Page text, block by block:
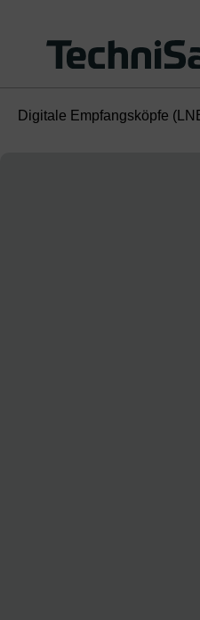
Digitale Empfangsköpfe